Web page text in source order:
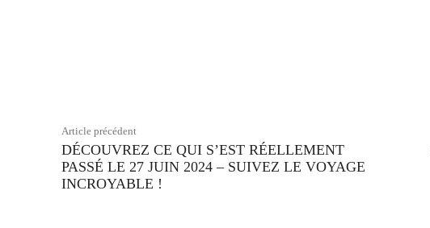
Article précédent
DÉCOUVREZ CE QUI S’EST RÉELLEMENT
PASSÉ LE 27 JUIN 2024 – SUIVEZ LE VOYAGE
INCROYABLE !